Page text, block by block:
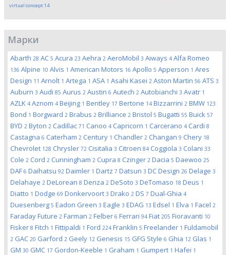
virtual concept14
Марки
Abarth 28 AC 5 Acura 23 Aehra 2 AeroMobil 3 Aiways 4 Alfa Romeo
136 Alpine 10 Alvis 1 American Motors 16 Apollo 5 Apperson 1 Ares
Design 11 Arnolt 1 Artega 1 ASA 1 Asahi Kasei 2 Aston Martin 56 ATS 3
Auburn 3 Audi 85 Aurus 2 Austin 6 Autech 2 Autobianchi 3 Avatr 1
AZLK 4 Aznom 4 Beijing 1 Bentley 17 Bertone 14 Bizzarrini 2 BMW 123
Bond 1 Borgward 2 Brabus 2 Brilliance 2 Bristol 5 Bugatti 55 Buick 57
BYD 2 Byton 2 Cadillac 71 Canoo 4 Capricorn 1 Carcerano 4 Cardi 8
Castagna 6 Caterham 2 Century 1 Chandler 2 Changan 9 Chery 18
Chevrolet 128 Chrysler 72 Cisitalia 3 Citroen 84 Coggiola 3 Colani 33
Cole 2 Cord 2 Cunningham 2 Cupra 8 Czinger 2 Dacia 5 Daewoo 25
DAF 6 Daihatsu 92 Daimler 1 Dartz 7 Datsun 3 DC Design 26 Delage 3
Delahaye 2 DeLorean 8 Denza 2 DeSoto 3 DeTomaso 18 Deus 1
Diatto 1 Dodge 69 Donkervoort 3 Drako 2 DS 7 Dual-Ghia 4
Duesenberg 5 Eadon Green 3 Eagle 3 EDAG 13 Edsel 1 Elva 1 Facel 2
Faraday Future 2 Farman 2 Felber 6 Ferrari 94 Fiat 205 Fioravanti 10
Fisker 8 Fitch 1 Fittipaldi 1 Ford 224 Franklin 5 Freelander 1 Fuldamobil
2 GAC 20 Garford 2 Geely 12 Genesis 15 GFG Style 6 Ghia 12 Glas 1
GM 30 GMC 17 Gordon-Keeble 1 Graham 1 Gumpert 1 Hafei 1